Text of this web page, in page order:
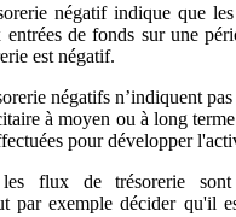
négatif indique que
entrées de fonds sur une
est négatif.
négatifs n’indiquent
à moyen ou à long
pour développer
les flux de trésorerie
par exemple décider qu'il